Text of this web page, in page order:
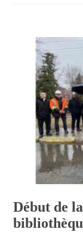
Début de